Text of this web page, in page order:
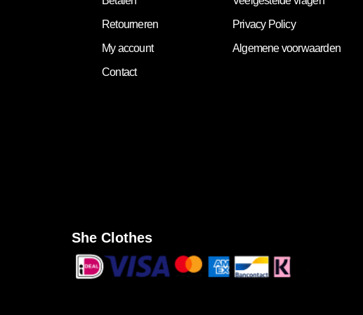
Retourneren
My account
Contact
Privacy Policy
Algemene voorwaarden
She Clothes